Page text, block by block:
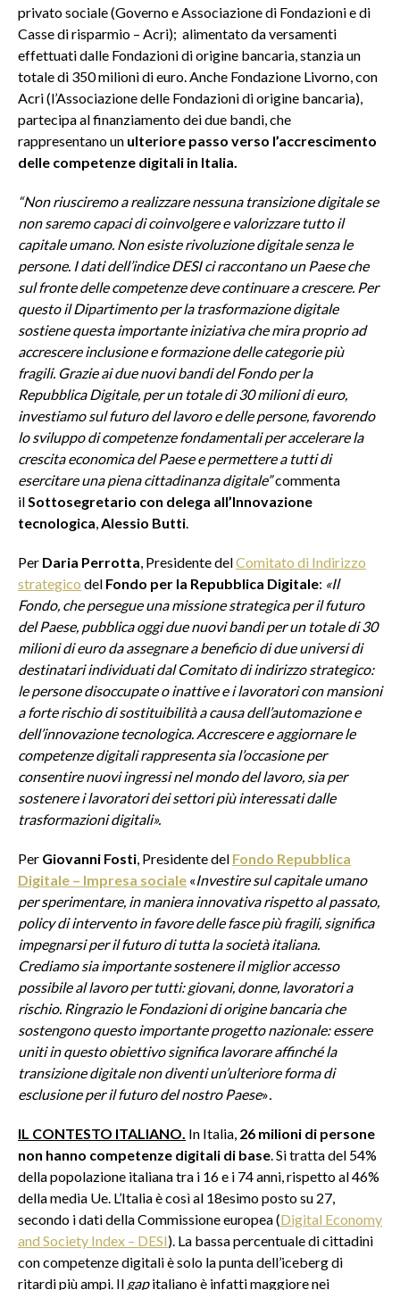
privato sociale (Governo e Associazione di Fondazioni e di
Casse di risparmio – Acri); alimentato da versamenti
effettuati dalle Fondazioni di origine bancaria, stanzia un
totale di 350 milioni di euro. Anche Fondazione Livorno, con
Acri (l’Associazione delle Fondazioni di origine bancaria),
partecipa al finanziamento dei due bandi, che
rappresentano un ulteriore passo verso l’accrescimento
delle competenze digitali in Italia.
“Non riusciremo a realizzare nessuna transizione digitale se
non saremo capaci di coinvolgere e valorizzare tutto il
capitale umano. Non esiste rivoluzione digitale senza le
persone. I dati dell’indice DESI ci raccontano un Paese che
sul fronte delle competenze deve continuare a crescere. Per
questo il Dipartimento per la trasformazione digitale
sostiene questa importante iniziativa che mira proprio ad
accrescere inclusione e formazione delle categorie più
fragili. Grazie ai due nuovi bandi del Fondo per la
Repubblica Digitale, per un totale di 30 milioni di euro,
investiamo sul futuro del lavoro e delle persone, favorendo
lo sviluppo di competenze fondamentali per accelerare la
crescita economica del Paese e permettere a tutti di
esercitare una piena cittadinanza digitale”commenta
il Sottosegretario con delega all’Innovazione
tecnologica Alessio Butti
Per Daria Perrotta , Presidente delComitato di Indirizzo
strategico del Fondo per la Repubblica Digitale: «Il
Fondo, che persegue una missione strategica per il futuro
del Paese, pubblica oggi due nuovi bandi per un totale di 30
milioni di euro da assegnare a beneficio di due universi di
destinatari individuati dal Comitato di indirizzo strategico:
le persone disoccupate o inattive e i lavoratori con mansioni
a forte rischio di sostituibilità a causa dell’automazione e
dell’innovazione tecnologica. Accrescere e aggiornare le
competenze digitali rappresenta sia l’occasione per
consentire nuovi ingressi nel mondo del lavoro, sia per
sostenere i lavoratori dei settori più interessati dalle
trasformazioni digitali».
Per Giovanni Fosti , Presidente del Fondo Repubblica
Digitale – Impresa sociale «Investire sul capitale umano
per sperimentare, in maniera innovativa rispetto al passato,
policy di intervento in favore delle fasce più fragili, significa
impegnarsi per il futuro di tutta la società italiana.
Crediamo sia importante sostenere il miglior accesso
possibile al lavoro per tutti: giovani, donne, lavoratori a
rischio. Ringrazio le Fondazioni di origine bancaria che
sostengono questo importante progetto nazionale: essere
uniti in questo obiettivo significa lavorare affinché la
transizione digitale non diventi un’ulteriore forma di
esclusione per il futuro del nostro Paese»
IL CONTESTO ITALIANO. In Italia, 26 milioni di persone
non hanno competenze digitali di base . Si tratta del 54%
della popolazione italiana tra i 16 e i 74 anni, rispetto al 46%
della media Ue. L’Italia è così al 18esimo posto su 27,
secondo i dati della Commissione europea (Digital Economy
and Society Index – DESI). La bassa percentuale di cittadini
con competenze digitali è solo la punta dell’iceberg di
ritardi più ampi. Il gapitaliano è infatti maggiore nei